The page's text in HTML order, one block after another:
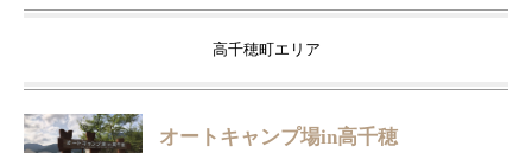
高千穂町エリア
オートキャンプ場in高千穂